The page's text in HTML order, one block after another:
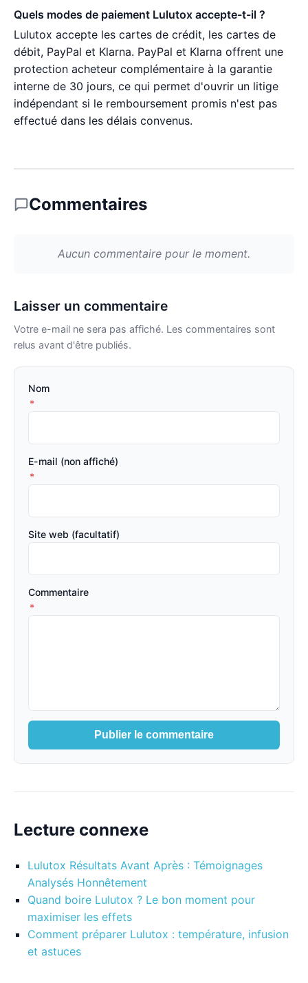
Quels modes de paiement Lulutox accepte-t-il ?
Lulutox accepte les cartes de crédit, les cartes de
débit, PayPal et Klarna. PayPal et Klarna offrent une
protection acheteur complémentaire à la garantie
interne de 30 jours, ce qui permet d'ouvrir un litige
indépendant si le remboursement promis n'est pas
effectué dans les délais convenus.
Commentaires
Aucun commentaire pour le moment.
Laisser un commentaire
Votre e-mail ne sera pas affiché. Les commentaires sont
relus avant d'être publiés.
Nom
*
E-mail (non affiché)
*
Site web (facultatif)
Commentaire
*
Publier le commentaire
Lecture connexe
Lulutox Résultats Avant Après : Témoignages
Analysés Honnêtement
Quand boire Lulutox ? Le bon moment pour
maximiser les effets
Comment préparer Lulutox : température, infusion
et astuces